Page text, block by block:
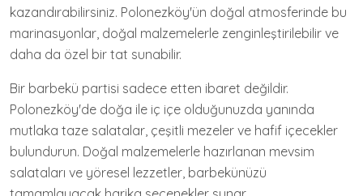
kazandırabilirsiniz. Polonezköy'ün doğal atmosferinde bu
marinasyonlar, doğal malzemelerle zenginleştirilebilir ve
daha da özel bir tat sunabilir.
Bir barbekü partisi sadece etten ibaret değildir.
Polonezköy'de doğa ile iç içe olduğunuzda yanında
mutlaka taze salatalar, çeşitli mezeler ve hafif içecekler
bulundurun. Doğal malzemelerle hazırlanan mevsim
salataları ve yöresel lezzetler, barbekünüzü